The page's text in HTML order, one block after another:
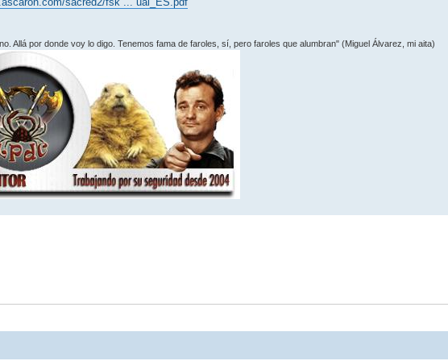
Allá por donde voy lo digo. Tenemos fama de faroles, sí­, pero faroles que alumbran" (Miguel Álvarez, mi aita)